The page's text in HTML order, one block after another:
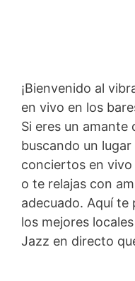
¡Bienvenido al
en vivo en los
Si eres un amante
buscando un
conciertos en
o te relajas con
adecuado. Aquí te
los mejores
Jazz en directo